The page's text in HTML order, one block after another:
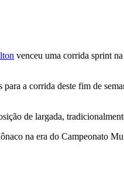
venceu uma corrida sprint
a corrida deste fim de
de largada,
na era do Campeonato